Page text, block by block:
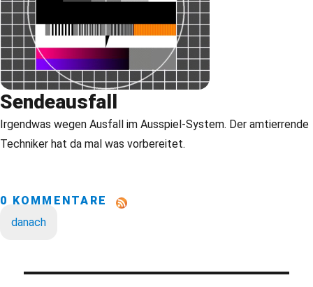
Sendeausfall
Irgendwas wegen Ausfall im Ausspiel-System. Der amtierrende
Techniker hat da mal was vorbereitet.
0 KOMMENTARE
danach